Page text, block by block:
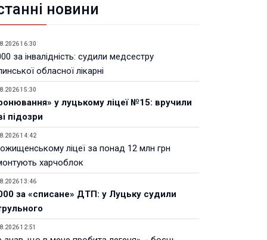
новини
16:30
за інвалідність: судили медсестру
обласної лікарні
15:30
у луцькому ліцеї №15: вручили
підозри
14:42
ліцеї за понад 12 млн грн
харчоблок
13:46
за «списане» ДТП: у Луцьку судили
12:51